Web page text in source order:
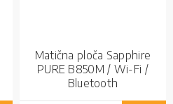
Matična ploča Sapphire
PURE B850M / Wi-Fi /
Bluetooth